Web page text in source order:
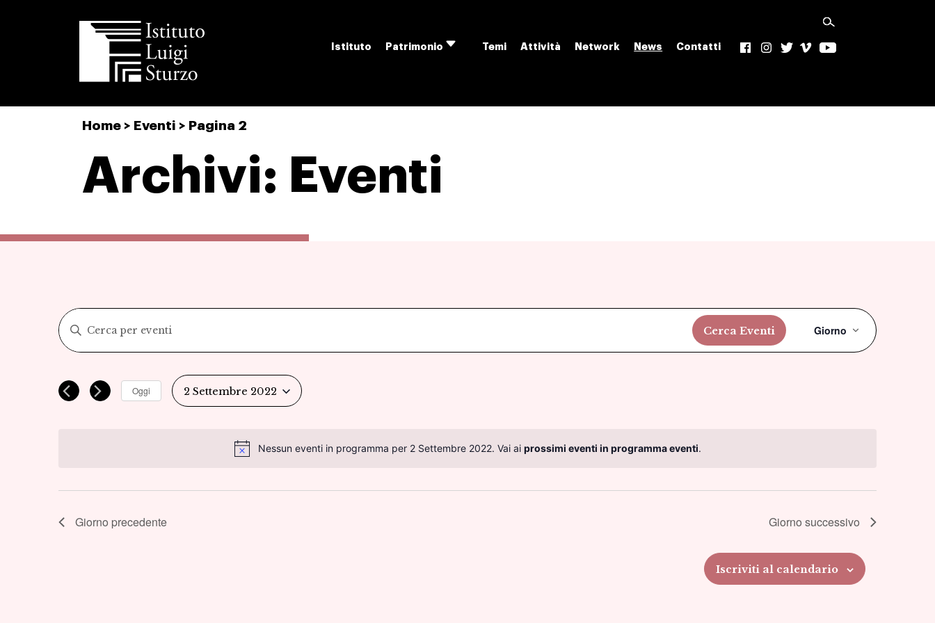
Istituto
Luigi
Istituto Patrimonio Temi Attività Network News Contatti f Ig v yt
Home > Eventi > Pagina 2
Archivi: Eventi
Nessun eventi in programma per 2 Settembre 2022. Vai ai prossimi eventi in programma eventi.
Eventi
Ricerca
e
Inserisci
Parola
Cerca
Eventi
Cerca Eventi
Evento
Viste
Giorno
Oggi 2 Settembre 2022
Giorno precedente Giorno successivo
Iscriviti al calendario